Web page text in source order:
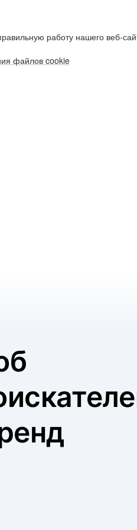
работу нашего веб-
файлов cookie